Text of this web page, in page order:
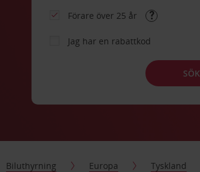
Förare över 25 år
Jag har en rabattkod
Biluthyrning Europa Tyskland